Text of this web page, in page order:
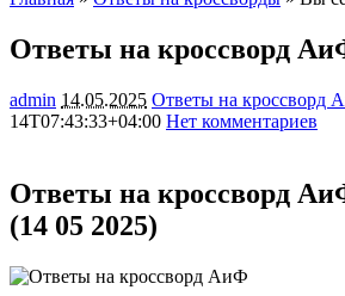
Ответы на кроссворд
admin 14.05.2025 Ответы на кроссворд
14T07:43:33+04:00 Нет комментариев
Ответы на кроссворд
(14 05 2025)